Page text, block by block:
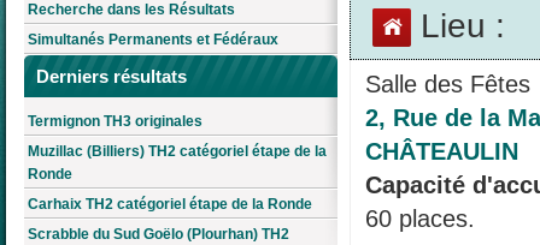
Recherche dans les Résultats
Simultanés Permanents et Fédéraux
Derniers résultats
Termignon TH3 originales
Muzillac (Billiers) TH2 catégoriel étape de la
Ronde
Carhaix TH2 catégoriel étape de la Ronde
Scrabble du Sud Goëlo (Plourhan) TH2
Lieu :
Salle des Fêtes
2, Rue de la
CHÂTEAULIN
Capacité
60 places.